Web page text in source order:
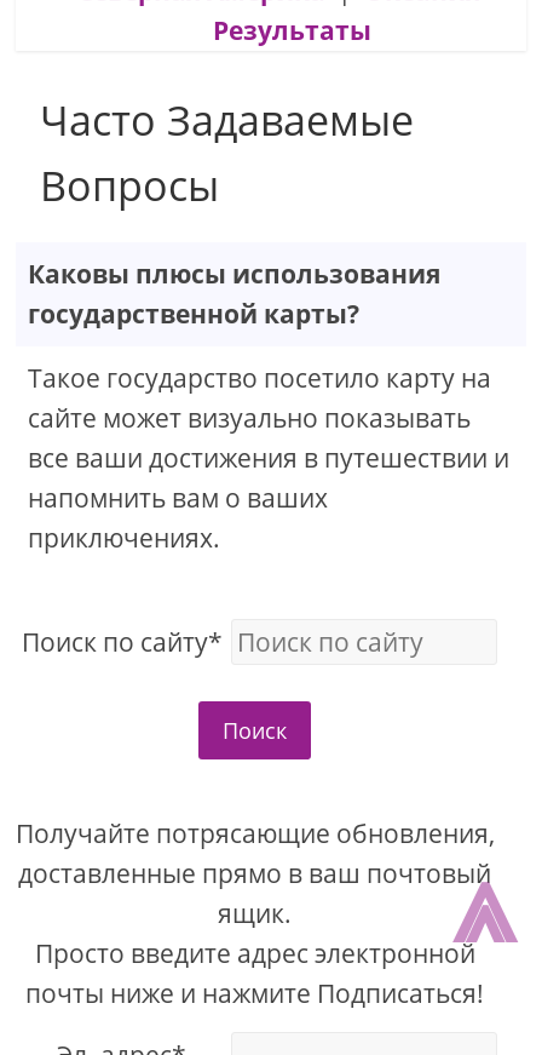
Результаты
Часто Задаваемые
Вопросы
Каковы плюсы использования
государственной карты?
Такое государство посетило карту на
сайте может визуально показывать
все ваши достижения в путешествии и
напомнить вам о ваших
приключениях.
Поиск по сайту*
Поиск
Получайте потрясающие обновления,
доставленные прямо в ваш почтовый
ящик.
Просто введите адрес электронной
почты ниже и нажмите Подписаться!
⩓